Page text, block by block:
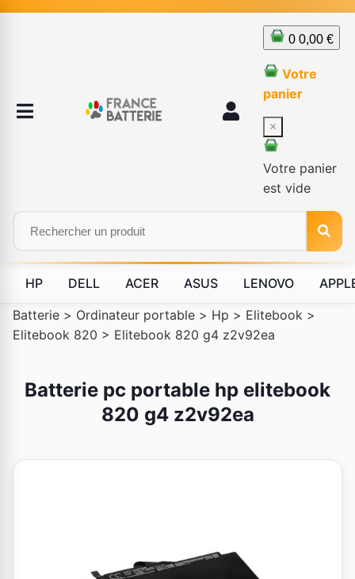
0 0,00 €
Votre
panier
×
Votre panier
est vide
HP DELL ACER ASUS LENOVO
Batterie > Ordinateur portable > Hp > Elitebook >
Elitebook 820 > Elitebook 820 g4 z2v92ea
Batterie pc portable hp elitebook
820 g4 z2v92ea